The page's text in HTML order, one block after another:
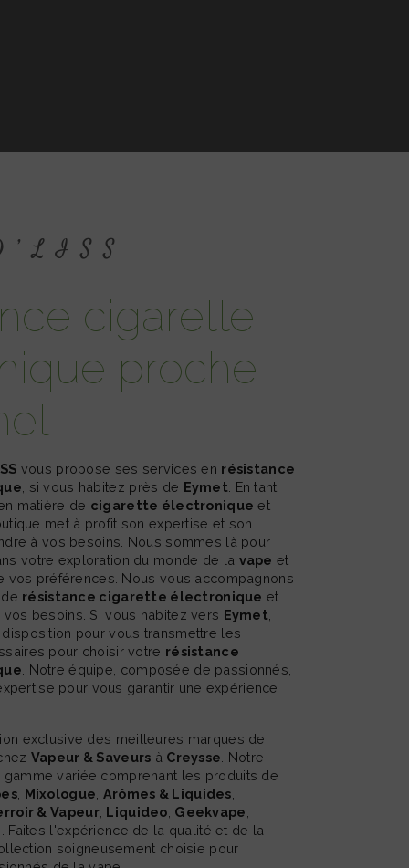
proche
vous propose ses services en résistance
, si vous habitez près de Eymet . En tant
matière de cigarette électronique et
met à profit son expertise et son
à vos besoins. Nous sommes là pour
votre exploration du monde de la vape et
vos préférences. Nous vous accompagnons
résistance cigarette électronique et
vos besoins. Si vous habitez vers Eymet
pour vous transmettre les
pour choisir votre résistance
. Notre équipe, composée de passionnés,
pour vous garantir une expérience
Vapeur & Saveurs à Creysse . Notre
variée comprenant les produits de
Mixologue Arômes & Liquides
& Vapeur, Liquideo Geekvape
. Faites l'expérience de la qualité et de la
soigneusement choisie pour